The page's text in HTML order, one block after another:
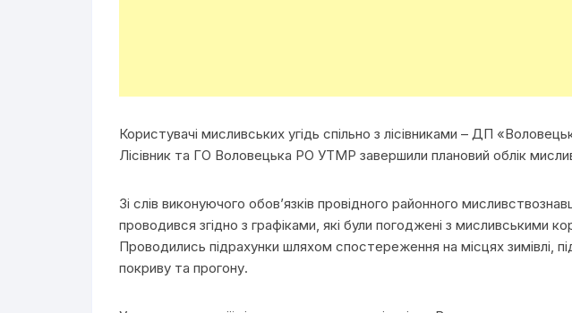
Користувачі мисливських угідь спільно з лісівниками – ДП
Лісівник та ГО Воловецька РО УТМР завершили плановий облік
Зі слів виконуючого обов’язків провідного районного
проводився згідно з графіками, які були погоджені з мисливськими
Проводились підрахунки шляхом спостереження на місцях зимівлі,
покриву та прогону.